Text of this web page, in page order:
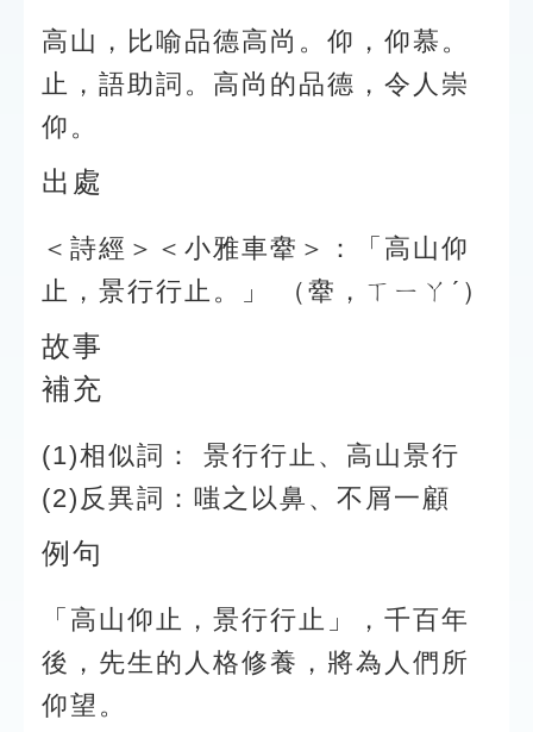
高山，比喻品德高尚。仰，仰慕。
止，語助詞。高尚的品德，令人崇
仰。
出處
＜詩經＞＜小雅車舝＞：「高山仰
止，景行行止。」 （舝，ㄒㄧㄚˊ）
故事
補充
(1)相似詞： 景行行止、高山景行
(2)反異詞：嗤之以鼻、不屑一顧
例句
「高山仰止，景行行止」，千百年
後，先生的人格修養，將為人們所
仰望。